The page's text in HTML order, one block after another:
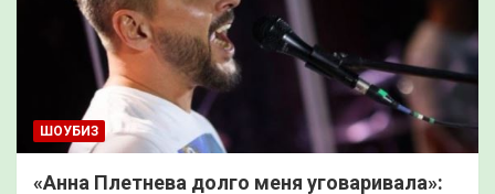
ШОУБИЗ
«Анна Плетнева долго меня уговаривала»: